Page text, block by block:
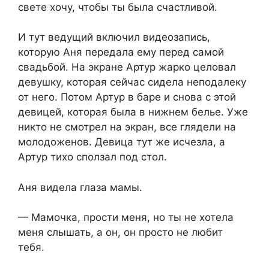
свете хочу, чтобы ты была счастливой.
И тут ведущий включил видеозапись,
которую Аня передала ему перед самой
свадьбой. На экране Артур жарко целовал
девушку, которая сейчас сидела неподалеку
от него. Потом Артур в баре и снова с этой
девицей, которая была в нижнем белье. Уже
никто не смотрел на экран, все глядели на
молодоженов. Девица тут же исчезла, а
Артур тихо сползал под стол.
Аня видела глаза мамы.
— Мамочка, прости меня, но ты не хотела
меня слышать, а он, он просто не любит
тебя.